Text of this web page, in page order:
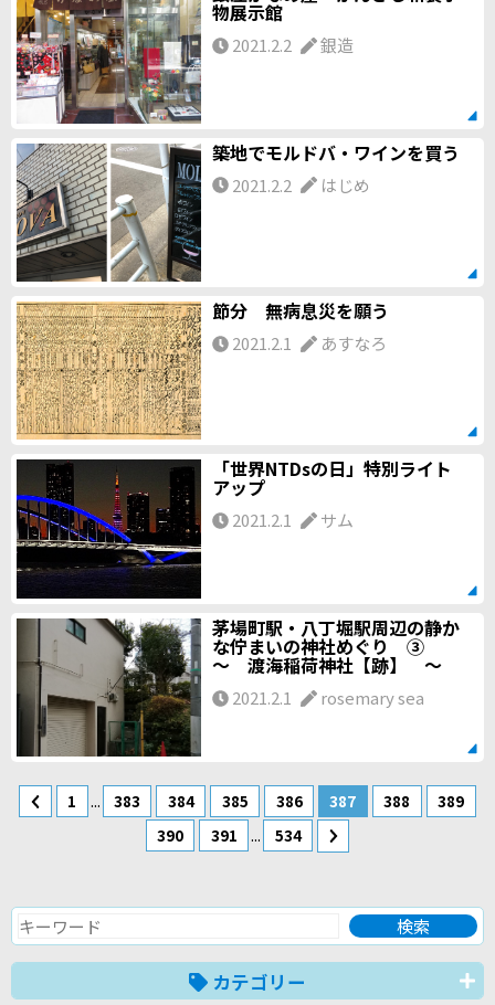
物展示館
2021.2.2 銀造
築地でモルドバ・ワインを買う
2021.2.2 はじめ
節分 無病息災を願う
2021.2.1 あすなろ
「世界NTDsの日」特別ライト
アップ
2021.2.1 サム
茅場町駅・八丁堀駅周辺の静か
な佇まいの神社めぐり ③
～ 渡海稲荷神社【跡】 ～
2021.2.1 rosemary sea
1 ... 383 384 385 386 387 388
389
390
391 ... 534
カテゴリー